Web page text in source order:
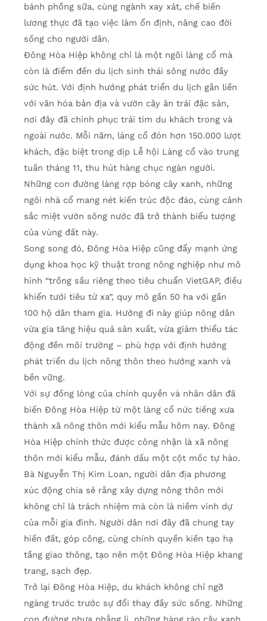
bánh phồng sữa, cùng ngành xay xát, chế biến
lương thực đã tạo việc làm ổn định, nâng cao đời
sống cho người dân.
Đông Hòa Hiệp không chỉ là một ngôi làng cổ mà
còn là điểm đến du lịch sinh thái sông nước đầy
sức hút. Với định hướng phát triển du lịch gắn liền
với văn hóa bản địa và vườn cây ăn trái đặc sản,
nơi đây đã chinh phục trái tim du khách trong và
ngoài nước. Mỗi năm, làng cổ đón hơn 150.000 lượt
khách, đặc biệt trong dịp Lễ hội Làng cổ vào trung
tuần tháng 11, thu hút hàng chục ngàn người.
Những con đường làng rợp bóng cây xanh, những
ngôi nhà cổ mang nét kiến trúc độc đáo, cùng cảnh
sắc miệt vườn sông nước đã trở thành biểu tượng
của vùng đất này.
Song song đó, Đông Hòa Hiệp cũng đẩy mạnh ứng
dụng khoa học kỹ thuật trong nông nghiệp như mô
hình “trồng sầu riêng theo tiêu chuẩn VietGAP, điều
khiển tưới tiêu từ xa”, quy mô gần 50 ha với gần
100 hộ dân tham gia. Hướng đi này giúp nông dân
vừa gia tăng hiệu quả sản xuất, vừa giảm thiểu tác
động đến môi trường – phù hợp với định hướng
phát triển du lịch nông thôn theo hướng xanh và
bền vững.
Với sự đồng lòng của chính quyền và nhân dân đã
biến Đông Hòa Hiệp từ một làng cổ nức tiếng xưa
thành xã nông thôn mới kiểu mẫu hôm nay. Đông
Hòa Hiệp chính thức được công nhận là xã nông
thôn mới kiểu mẫu, đánh dấu một cột mốc tự hào.
Bà Nguyễn Thị Kim Loan, người dân địa phương
xúc động chia sẻ rằng xây dựng nông thôn mới
không chỉ là trách nhiệm mà còn là niềm vinh dự
của mỗi gia đình. Người dân nơi đây đã chung tay
hiến đất, góp công, cùng chính quyền kiến tạo hạ
tầng giao thông, tạo nên một Đông Hòa Hiệp khang
trang, sạch đẹp.
Trở lại Đông Hòa Hiệp, du khách không chỉ ngỡ
ngàng trước trước sự đổi thay đầy sức sống. Những